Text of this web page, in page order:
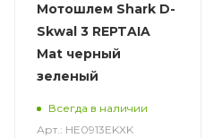
Мотошлем Shark D-
Skwal 3 REPTAIA
Mat черный
зеленый
Всегда в наличии
Арт.: HE0913EKXK